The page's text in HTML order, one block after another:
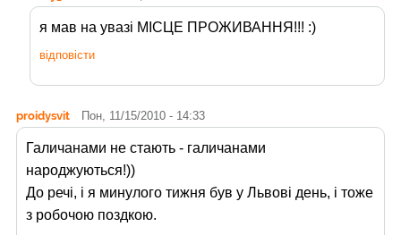
я мав на увазі МІСЦЕ ПРОЖИВАННЯ!!! :)
відповісти
proidysvit Пон, 11/15/2010 - 14:33
Галичанами не стають - галичанами
народжуються!))
До речі, і я минулого тижня був у Львові день, і тоже
з робочою поздкою.